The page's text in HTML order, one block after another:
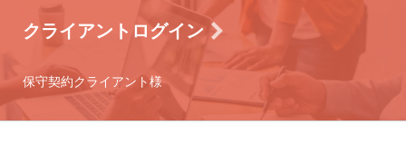
クライアントログイン
保守契約クライアント様